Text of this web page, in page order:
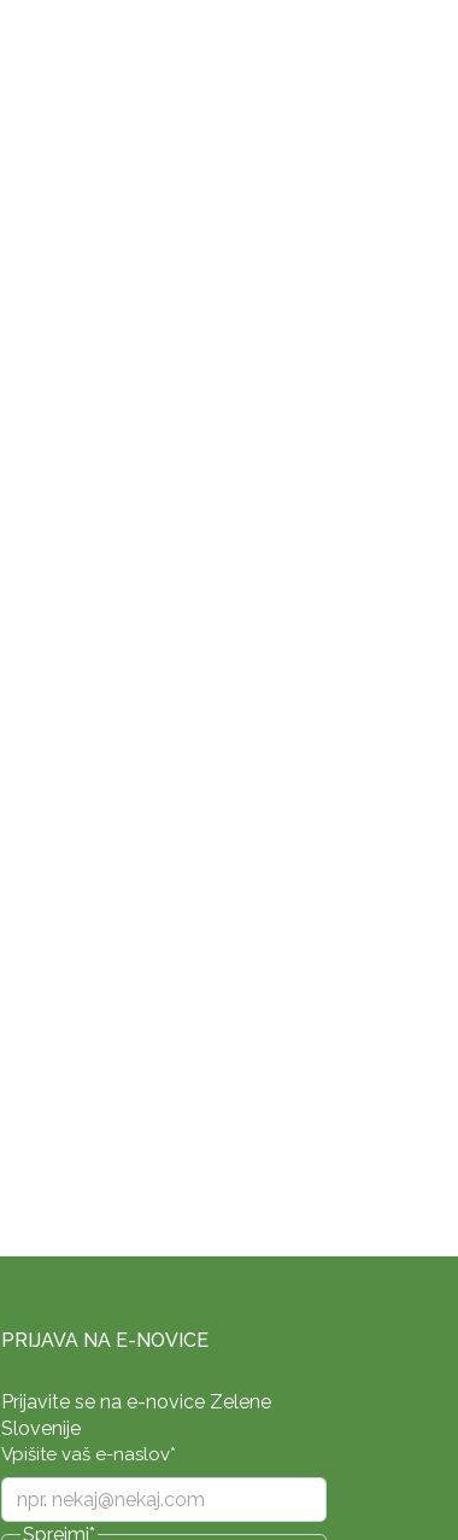
PRIJAVA NA E-NOVICE
Prijavite se na e-novice Zelene
Slovenije
Vpišite vaš e-naslov*
Sprejmi*